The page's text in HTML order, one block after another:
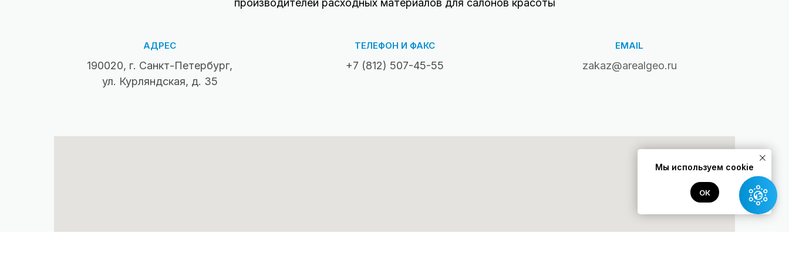
производителей расходных материалов для салонов красоты
АДРЕС
190020, г. Санкт-Петербург,
ул. Курляндская, д. 35
ТЕЛЕФОН И ФАКС
+7 (812) 507-45-55
EMAIL
zakaz@arealgeo.ru
Мы используем cookie
ОК